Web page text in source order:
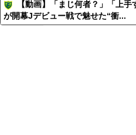
【動画】「まじ何者？」「上
が開幕Jデビュー戦で魅せた“衝...